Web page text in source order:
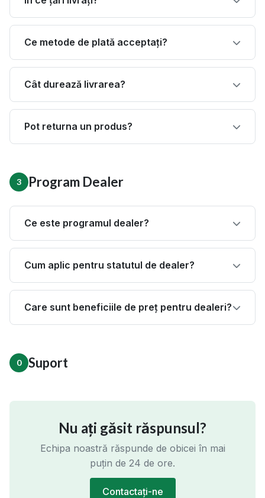
Ce metode de plată acceptați?
Cât durează livrarea?
Pot returna un produs?
3 Program Dealer
Ce este programul dealer?
Cum aplic pentru statutul de dealer?
Care sunt beneficiile de preț pentru dealeri?
0 Suport
Nu ați găsit răspunsul?
Echipa noastră răspunde de obicei în mai
puțin de 24 de ore.
Contactați-ne